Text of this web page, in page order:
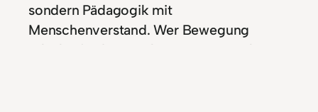
sondern Pädagogik mit
Menschenverstand. Wer Bewegung
erlaubt, fördert Denken. Wer sie verbietet,